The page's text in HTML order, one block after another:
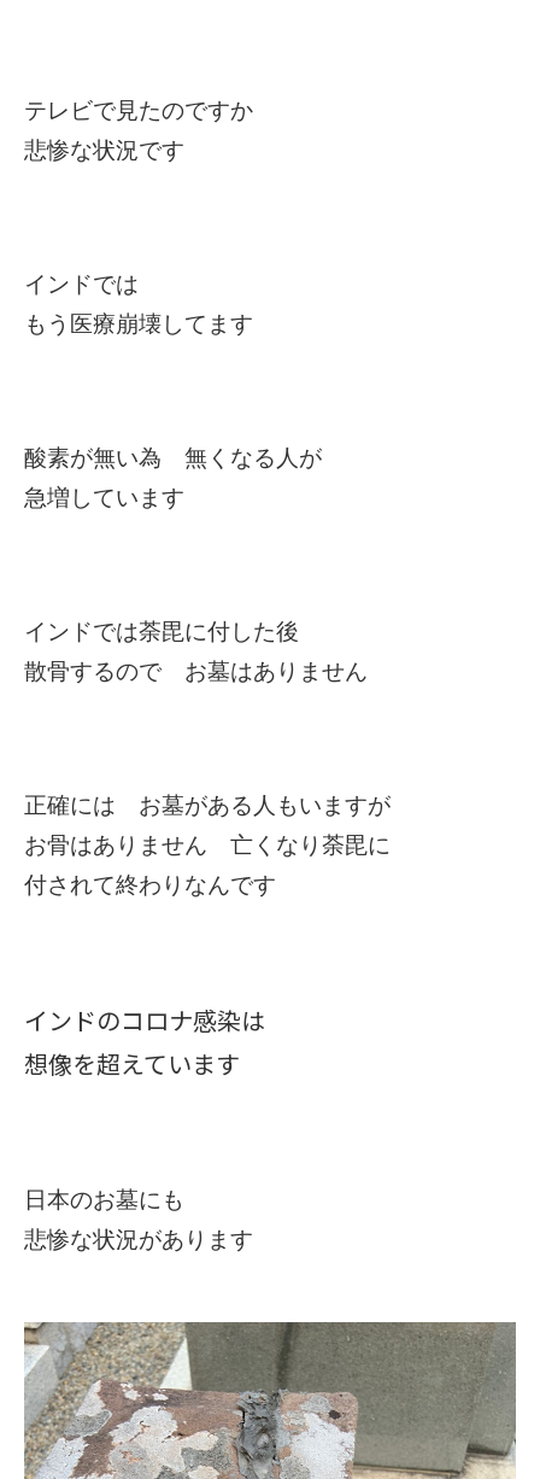
テレビで見たのですか
悲惨な状況です
インドでは
もう医療崩壊してます
酸素が無い為 無くなる人が
急増しています
インドでは荼毘に付した後
散骨するので お墓はありません
正確には お墓がある人もいますが
お骨はありません 亡くなり荼毘に
付されて終わりなんです
インドのコロナ感染は
想像を超えています
日本のお墓にも
悲惨な状況があります